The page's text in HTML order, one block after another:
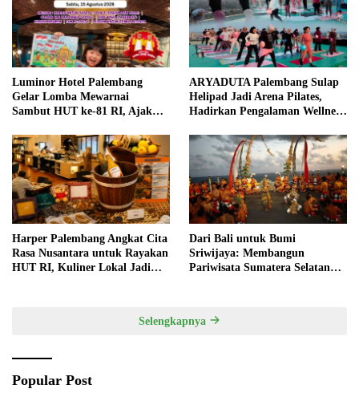
Luminor Hotel Palembang
Gelar Lomba Mewarnai
Sambut HUT ke-81 RI, Ajak
ARYADUTA Palembang Sulap
Helipad Jadi Arena Pilates,
Hadirkan Pengalaman Wellness
Harper Palembang Angkat Cita
Rasa Nusantara untuk Rayakan
HUT RI, Kuliner Lokal Jadi
Dari Bali untuk Bumi
Sriwijaya: Membangun
Pariwisata Sumatera Selatan
Selengkapnya
Popular Post